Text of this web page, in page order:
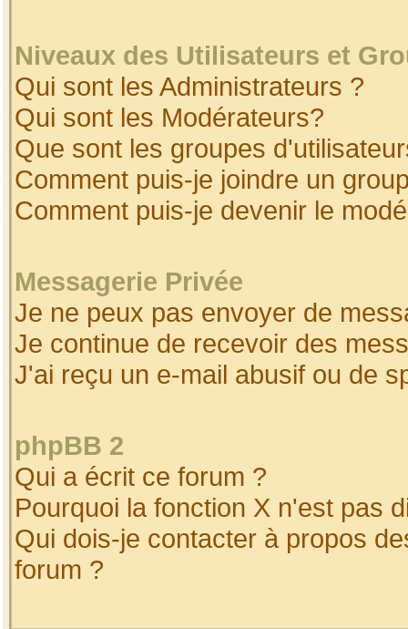
Niveaux des Utilisateurs et
Qui sont les Administrateurs ?
Qui sont les Modérateurs?
Que sont les groupes
Comment puis-je joindre un
Comment puis-je devenir le
Messagerie Privée
Je ne peux pas envoyer de
Je continue de recevoir des
J'ai reçu un e-mail abusif ou de
phpBB 2
Qui a écrit ce forum ?
Pourquoi la fonction X n'est pas
Qui dois-je contacter à propos
forum ?